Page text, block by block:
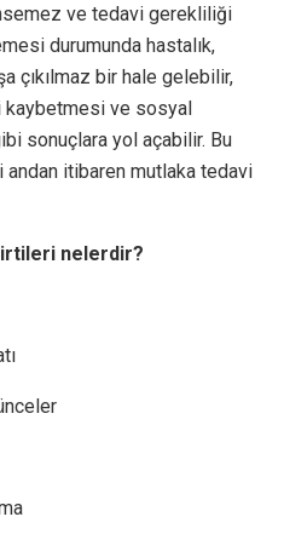
ve tedavi gerekliliği
durumunda hastalık,
çıkılmaz bir hale gelebilir,
kaybetmesi ve sosyal
sonuçlara yol açabilir. Bu
itibaren mutlaka tedavi
nelerdir?